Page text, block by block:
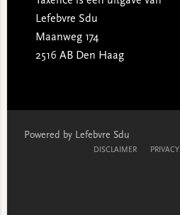
Lefebvre Sdu
Maanweg 174
2516 AB Den Haag
Powered by Lefebvre Sdu
DISCLAIMER